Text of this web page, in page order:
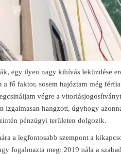
egy ilyen nagy kihívás leküzdése
a fő faktor, sosem hajóztam még
végre a
izgalmasan hangzott, úgyhogy
pénzügyi területen dolgozik.
a legfontosabb szempont a
fogalmazta meg: 2019 nála a